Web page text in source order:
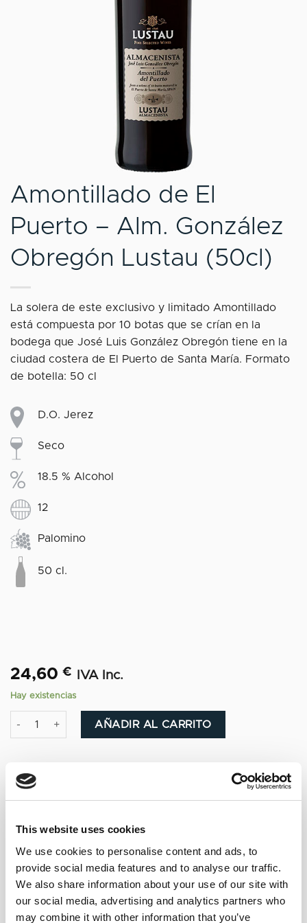
This website uses cookies
We use cookies to personalise content and ads, to
provide social media features and to analyse our traffic.
We also share information about your use of our site with
our social media, advertising and analytics partners who
may combine it with other information that you’ve
Amontillado de El
Puerto – Alm. González
Obregón Lustau (50cl)
La solera de este exclusivo y limitado Amontillado
está compuesta por 10 botas que se crían en la
bodega que José Luis González Obregón tiene en la
ciudad costera de El Puerto de Santa María. Formato
de botella: 50 cl
D.O. Jerez
Seco
18.5 % Alcohol
12
Palomino
50 cl.
24,60€ IVA Inc.
Hay existencias
Amontillado de El Puerto - Alm. González Obregón Lustau
AÑADIR AL CARRITO
NOTAS DE CATA
De color dorado oscuro, este amontillado
clásico y elegante es punzante y aromático,
con notas a frutos secos (avellanas)
especias dulces y un fondo de membrillo.